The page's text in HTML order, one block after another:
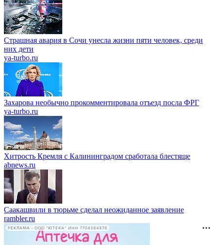
Страшная авария в Сочи унесла жизни пяти человек, среди
них дети
ya-turbo.ru
Захарова необычно прокомментировала отъезд посла ФРГ
ya-turbo.ru
Хитрость Кремля с Калининградом сработала блестяще
abnews.ru
Саакашвили в тюрьме сделал неожиданное заявление
rambler.ru
РЕКЛАМА • ООО "ЮТЕКА" ИНН 7704384878